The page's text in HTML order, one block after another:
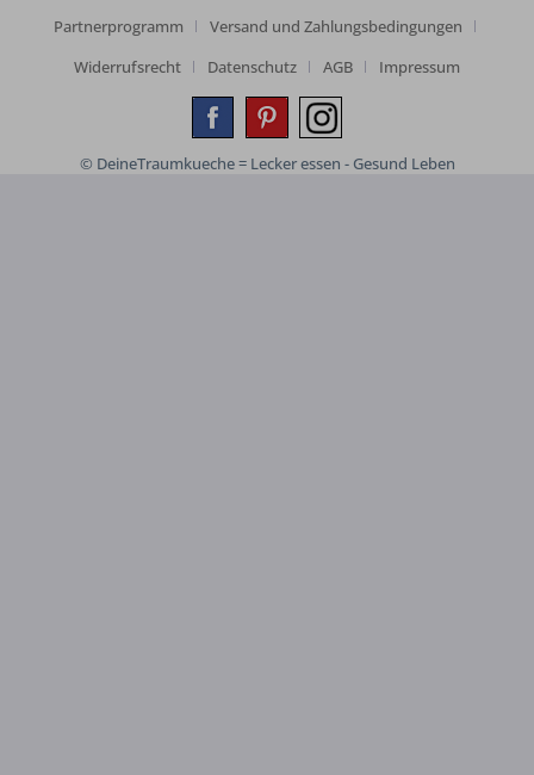
Partnerprogramm
Versand und Zahlungsbedingungen
Widerrufsrecht
Datenschutz AGB Impressum
© DeineTraumkueche = Lecker essen - Gesund Leben